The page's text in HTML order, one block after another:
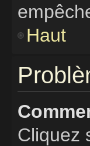
Haut
Cliquez